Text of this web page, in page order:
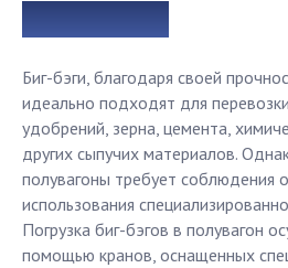
полувагоны
Биг-бэги, благодаря своей
идеально подходят для
удобрений, зерна, цемента,
других сыпучих материалов.
полувагоны требует соблюдения
использования
Погрузка биг-бэгов в полувагон
помощью кранов, оснащенных